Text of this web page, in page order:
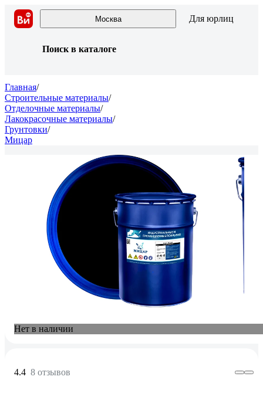
Москва Для юрлиц
Поиск в каталоге
Главная/
Строительные материалы/
Отделочные материалы/
Лакокрасочные материалы/
Грунтовки/
Мицар
Нет в наличии
4.4 8 отзывов